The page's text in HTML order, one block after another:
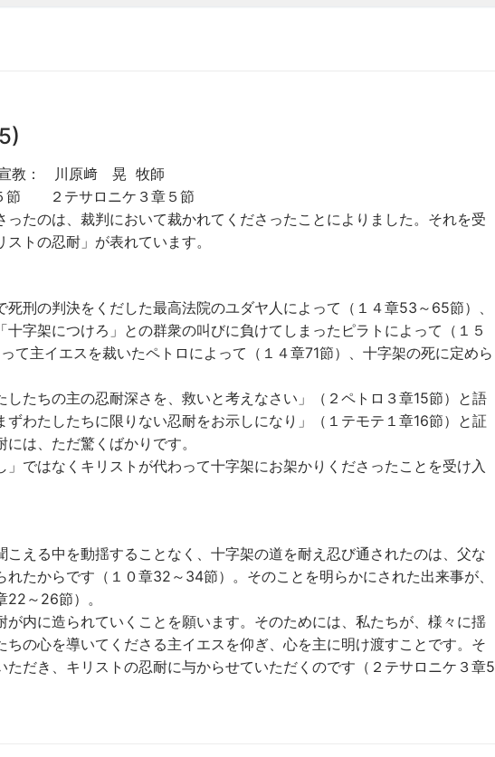
教： 川原﨑 晃 牧師
２テサロニケ３章５節
たのは、裁判において裁かれてくださったことによりました。それを受
トの忍耐」が表れています。
刑の判決をくだした最高法院のユダヤ人によって（１４章53～65節）、
字架につけろ」との群衆の叫びに負けてしまったピラトによって（１５
て主イエスを裁いたペトロによって（１４章71節）、十字架の死に定めら
したちの主の忍耐深さを、救いと考えなさい」（２ペトロ３章15節）と語
ずわたしたちに限りない忍耐をお示しになり」（１テモテ１章16節）と証
は、ただ驚くばかりです。
ではなくキリストが代わって十字架にお架かりくださったことを受け入
える中を動揺することなく、十字架の道を耐え忍び通されたのは、父な
たからです（１０章32～34節）。そのことを明らかにされた出来事が、
22～26節）。
内に造られていくことを願います。そのためには、私たちが、様々に揺
の心を導いてくださる主イエスを仰ぎ、心を主に明け渡すことです。そ
ただき、キリストの忍耐に与からせていただくのです（２テサロニケ３章5